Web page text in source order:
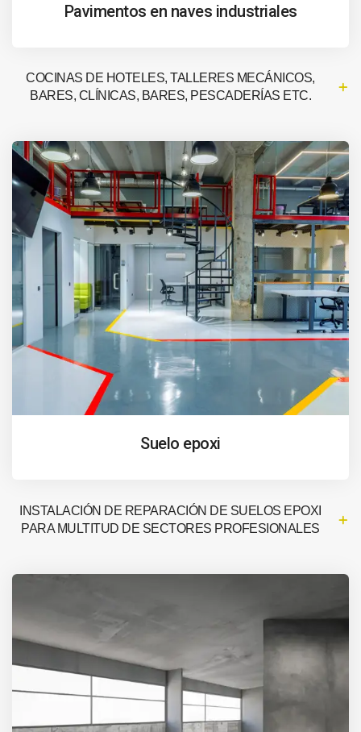
Pavimentos en naves industriales
COCINAS DE HOTELES, TALLERES MECÁNICOS,
BARES, CLÍNICAS, BARES, PESCADERÍAS ETC.
Suelo epoxi
INSTALACIÓN DE REPARACIÓN DE SUELOS EPOXI
PARA MULTITUD DE SECTORES PROFESIONALES